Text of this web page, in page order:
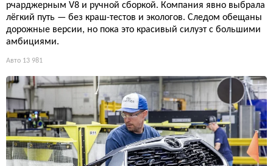
рчарджерным V8 и ручной сборкой. Компания явно выбрала
лёгкий путь — без краш-тестов и экологов. Следом обещаны
дорожные версии, но пока это красивый силуэт с большими
амбициями.
Авто 13 981